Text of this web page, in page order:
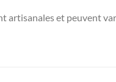
artisanales et peuvent